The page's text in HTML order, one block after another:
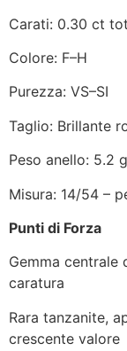
Carati: 0.30 ct
Colore: F–H
Purezza: VS–SI
Taglio: Brillante
Peso anello: 5.2 g
Misura: 14/54 –
Punti di Forza
Gemma
caratura
Rara tanzanite,
crescente valore